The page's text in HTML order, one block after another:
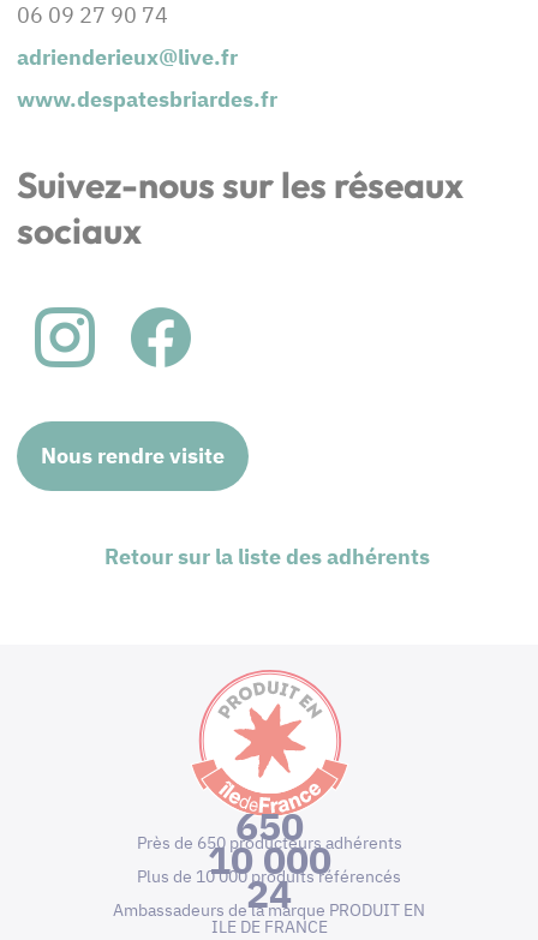
06 09 27 90 74
adrienderieux@live.fr
www.despatesbriardes.fr
Suivez-nous sur les réseaux
sociaux
Nous rendre visite
Retour sur la liste des adhérents
650
Près de 650 producteurs adhérents
10 000
Plus de 10 000 produits référencés
24
Ambassadeurs de la marque PRODUIT EN
ILE DE FRANCE